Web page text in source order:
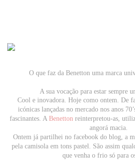
O que faz da Benetton uma marca
A sua vocação para estar sempre
Cool e inovadora. Hoje como ontem. De
icónicas lançadas no mercado nos anos
fascinantes. A Benettonreinterpretou-as,
angorá macia.
Ontem já partilhei no facebook do blog, a
pela camisola em tons pastel. São assim
que venha o frio só para